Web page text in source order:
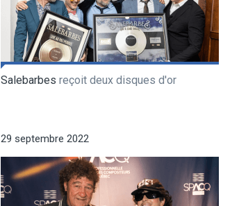
Salebarbes reçoit deux disques d'or
29 septembre 2022